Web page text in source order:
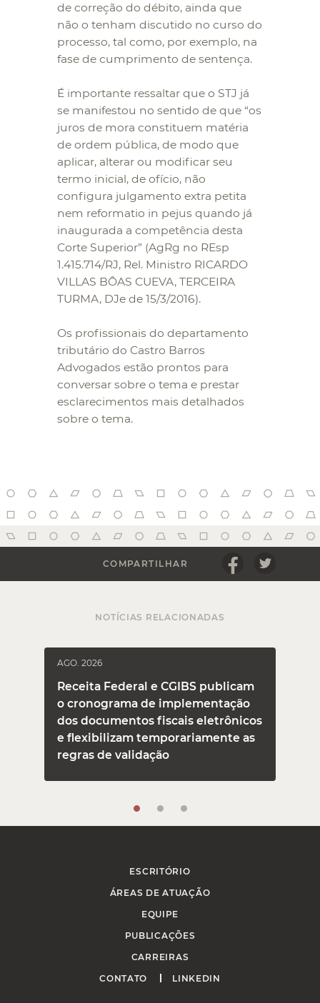
de correção do débito, ainda que
não o tenham discutido no curso do
processo, tal como, por exemplo, na
fase de cumprimento de sentença.
É importante ressaltar que o STJ já
se manifestou no sentido de que “os
juros de mora constituem matéria
de ordem pública, de modo que
aplicar, alterar ou modificar seu
termo inicial, de ofício, não
configura julgamento extra petita
nem reformatio in pejus quando já
inaugurada a competência desta
Corte Superior” (AgRg no REsp
1.415.714/RJ, Rel. Ministro RICARDO
VILLAS BÔAS CUEVA, TERCEIRA
TURMA, DJe de 15/3/2016).
Os profissionais do departamento
tributário do Castro Barros
Advogados estão prontos para
conversar sobre o tema e prestar
esclarecimentos mais detalhados
sobre o tema.
COMPARTILHAR
NOTÍCIAS RELACIONADAS
AGO. 2026
Receita Federal e CGIBS publicam
o cronograma de implementação
dos documentos fiscais eletrônicos
e flexibilizam temporariamente as
regras de validação
ESCRITÓRIO
ÁREAS DE ATUAÇÃO
EQUIPE
PUBLICAÇÕES
CARREIRAS
CONTATO
LINKEDIN